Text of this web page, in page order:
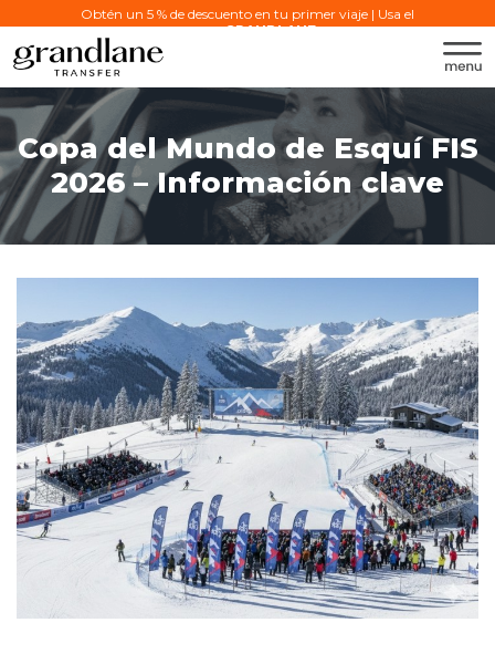
Obtén un 5 % de descuento en tu primer viaje | Usa el
código:GRANDLANE
Copa del Mundo de Esquí FIS
2026 – Información clave